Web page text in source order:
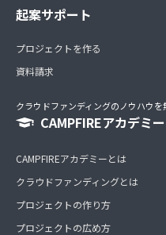
起案サポート
プロジェクトを作る
資料請求
クラウドファンディングのノウハウを
CAMPFIREアカデミー
CAMPFIREアカデミーとは
クラウドファンディングとは
プロジェクトの作り方
プロジェクトの広め方